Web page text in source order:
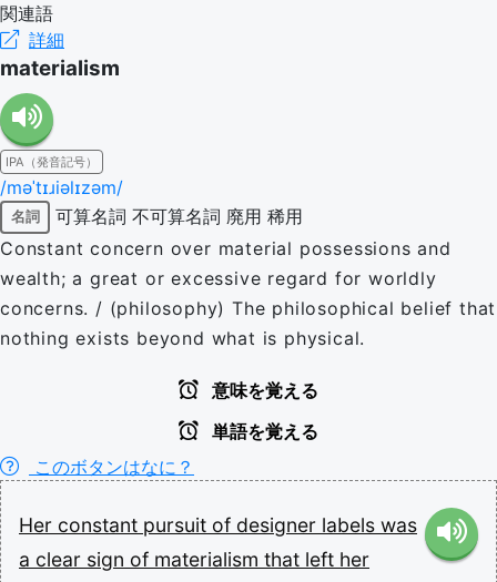
関連語
詳細
materialism
IPA（発音記号）
/məˈtɪɹiəlɪzəm/
名詞 可算名詞 不可算名詞 廃用 稀用
Constant concern over material possessions and
wealth; a great or excessive regard for worldly
concerns. / (philosophy) The philosophical belief that
nothing exists beyond what is physical.
意味を覚える
単語を覚える
このボタンはなに？
Her constant pursuit of designer labels was
a clear sign of materialism that left her